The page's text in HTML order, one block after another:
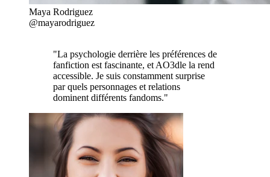
Maya Rodriguez
@mayarodriguez
"La psychologie derrière les préférences de
fanfiction est fascinante, et AO3dle la rend
accessible. Je suis constamment surprise
par quels personnages et relations
dominent différents fandoms."